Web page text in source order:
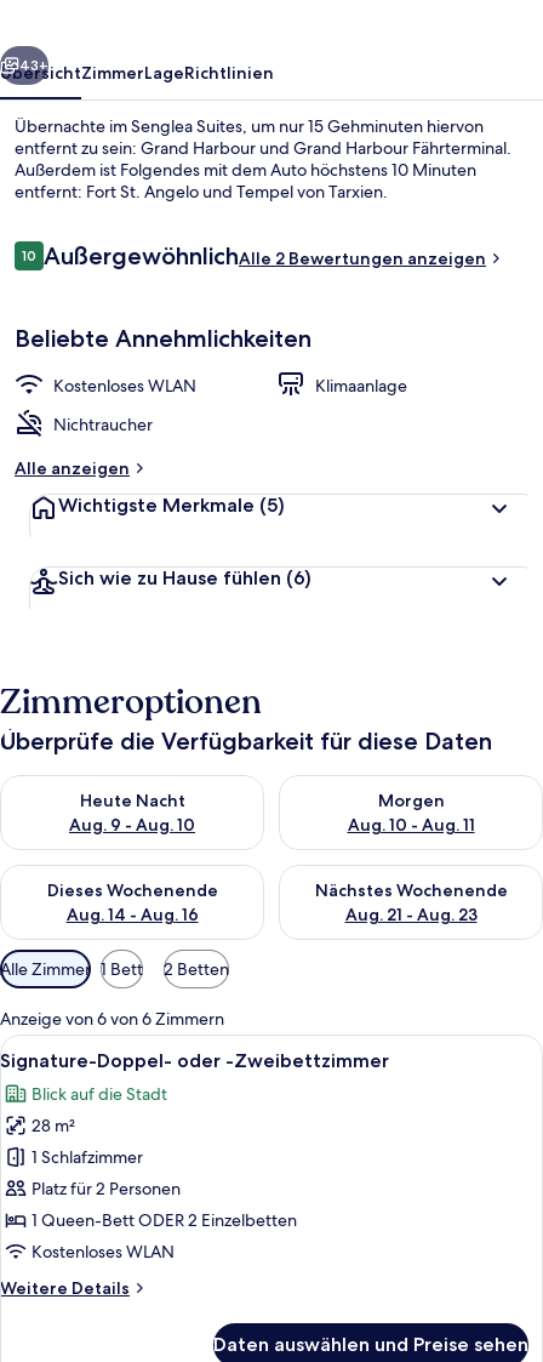
Außenbereich
Weiter
43+
ÜbersichtZimmerLageRichtlinien
Übernachte im Senglea Suites, um nur 15 Gehminuten hiervon
entfernt zu sein: Grand Harbour und Grand Harbour Fährterminal.
Außerdem ist Folgendes mit dem Auto höchstens 10 Minuten
entfernt: Fort St. Angelo und Tempel von Tarxien.
Bewertungen
1010 von 10.
AußergewöhnlichAlle 2 Bewertungen anzeigen
Beliebte Annehmlichkeiten
Kostenloses WLAN
Klimaanlage
Nichtraucher
Alle anzeigen
Wichtigste Merkmale (5)
Sich wie zu Hause fühlen (6)
Zimmeroptionen
Überprüfe die Verfügbarkeit für diese Daten
Heute Nacht
Aug. 9 - Aug. 10
Überprüfe die Verfügbarkeit für heute Nacht, Aug. 9 - Aug.
Morgen
Aug. 10 - Aug. 11
Überprüfe die Verfügbarkeit
Dieses Wochenende
Aug. 14 - Aug. 16
Überprüfe die Verfügbarkeit für dieses Wochenende, Aug. 14
Nächstes Wochenende
Aug. 21 - Aug. 23
Überprüfe die Verfügbarkeit
Verfügbare
Filter
für
Zimmer
Alle Zimmer 1 Bett 2 Betten
Anzeige von 6 von 6 Zimmern
Alle
Fotos
für
Signature-
Doppel-
oder
-
Zweibettzimmer
Ein Schlafzimmer mit Holztür,
5
Signature-Doppel- oder -Zweibettzimmer
Blick auf die Stadt
28 m²
1 Schlafzimmer
Platz für 2 Personen
1 Queen-Bett ODER 2 Einzelbetten
Kostenloses WLAN
Weitere Details
Weitere
Daten auswählen und Preise sehen